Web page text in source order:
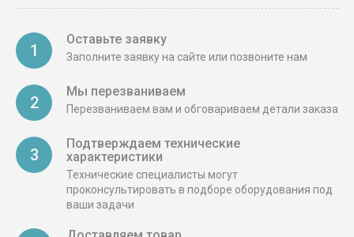
1
Оставьте заявку
Заполните заявку на сайте или позвоните нам
2
Мы перезваниваем
Перезваниваем вам и обговариваем детали заказа
3
Подтверждаем технические
характеристики
Технические специалисты могут
проконсультировать в подборе оборудования под
ваши задачи